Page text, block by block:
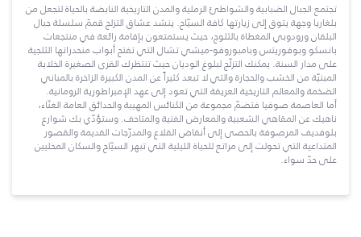
تجتمع الجبال الضبابية والشواطئ الرملية والمدن التاريخية النابضة بالحياة لتجعل من
بلغاريا وجهة يتوق إلى زيارتها كافة السيّاح. ينشد عشاق التزلج قممَ سلسلة جبال
البلقان ورودوبي المغطاة بالثلوج، حيث يستمتعون بإقامة رائعة في منتجعات
بانسكو وبوفوريتس وبامبوروفو-ميشي تشال التي تفتح أبواب منحدراتها الثلجية
على مدار السنة. يمكنك التزلّج لبلوغ الوديان حيث تنتظرك القرى الصغيرة الخلابة
المبنيّة من الخشب والحجارة والتي لا تبعد كثيراً عن المدن الكبيرة الزاخرة بالمباني
الضخمة والمعالم التاريخية العريقة التي تعود إلى عهد الإمبراطورية الرومانية.
أما العاصمة صوفيا فتضمّ مجموعة من الكنائس المهيبة والحدائق العامة الغنّاء،
ناهيك عن المقاهي الشعبية والمعارض الفنية والمتاحف. وستؤدّي بك شوارع
بلوفديف المرصوفة بالحصى إلى أنقاض القلاع والمدرّجات القديمة والقصور
المتداعية التي تحولت إلى مراتع للحياة الليلية التي تبهر السيّاح والسكان المحليين
على حدّ سواء.